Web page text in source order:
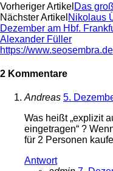
Vorheriger Artikel Das
Nächster Artikel Nikolaus
Dezember am Hbf.
Alexander Füller
https://www.seosembra.de
2 Kommentare
Andreas 5.
Was heißt „explizit
eingetragen“ ?
für 2 Personen
Antwort